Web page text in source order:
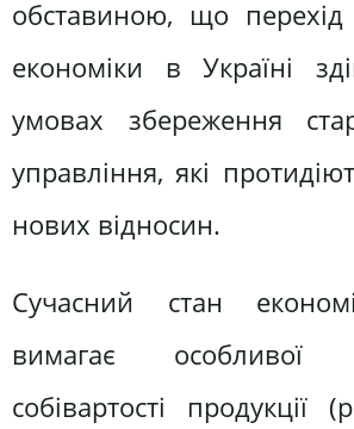
обставиною, що
економіки в Україні
умовах збереження
управління, які
нових відносин.
Сучасний стан
вимагає
собівартості продукції